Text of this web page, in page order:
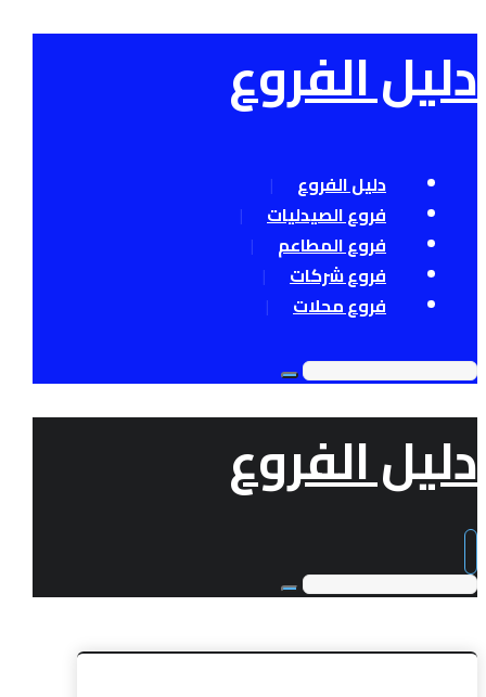
دليل الفروع
دليل الفروع
فروع الصيدليات
فروع المطاعم
فروع شركات
فروع محلات
دليل الفروع